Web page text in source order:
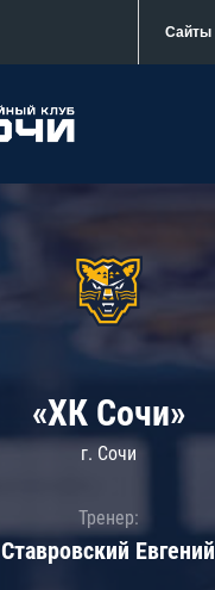
Сайты
«ХК Сочи»
г. Сочи
Тренер:
Ставровский Евгений